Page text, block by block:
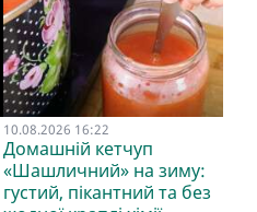
10.08.2026 16:22
Домашній кетчуп
«Шашличний» на зиму:
густий, пікантний та без